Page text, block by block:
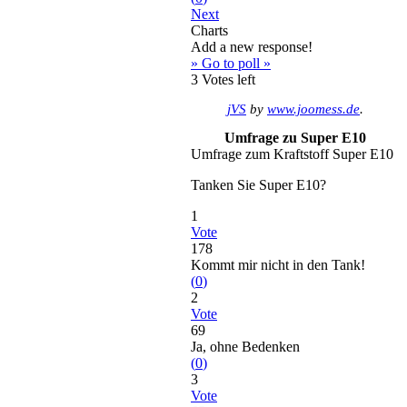
Next
Charts
Add a new response!
» Go to poll »
3 Votes left
jVS by www.joomess.de.
Umfrage zu Super E10
Umfrage zum Kraftstoff Super E10
Tanken Sie Super E10?
1
Vote
178
Kommt mir nicht in den Tank!
(0)
2
Vote
69
Ja, ohne Bedenken
(0)
3
Vote